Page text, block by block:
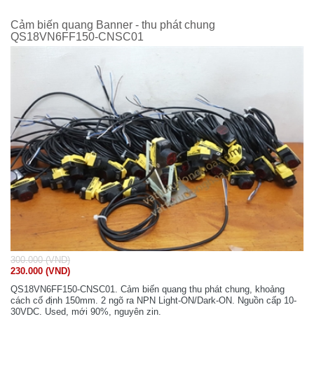
Cảm biến quang Banner - thu phát chung
QS18VN6FF150-CNSC01
300.000 (VND)
230.000 (VND)
QS18VN6FF150-CNSC01. Cảm biến quang thu phát chung, khoảng
cách cố định 150mm. 2 ngõ ra NPN Light-ON/Dark-ON. Nguồn cấp 10-
30VDC. Used, mới 90%, nguyên zin.